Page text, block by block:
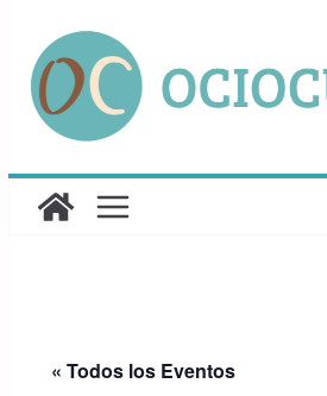
contenido
« Todos los Eventos